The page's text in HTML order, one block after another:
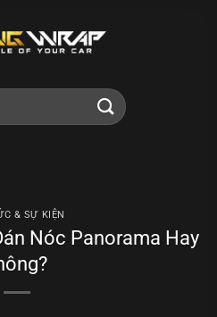
& SỰ KIỆN
Nóc Panorama Hay